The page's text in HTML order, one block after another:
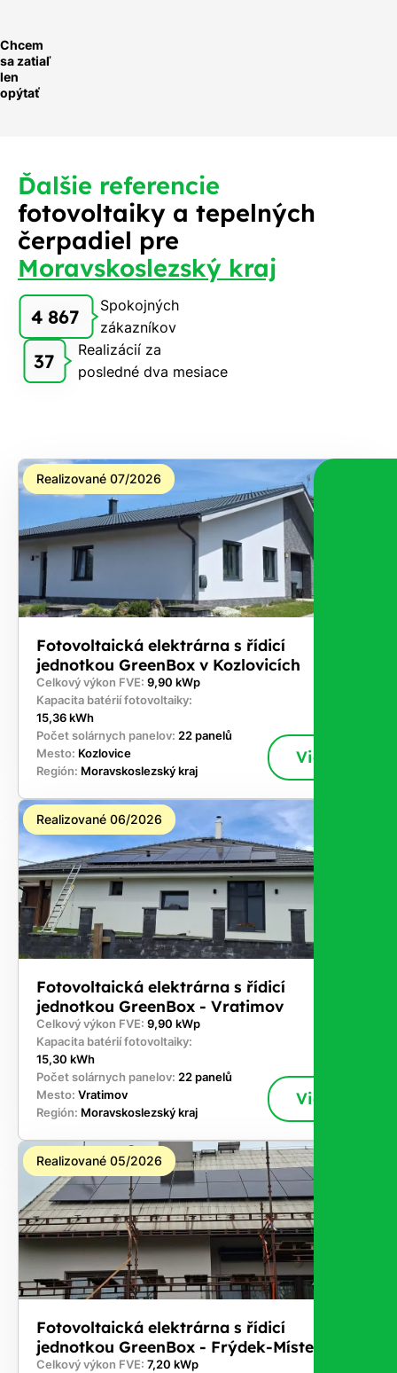
Chcem
sa zatiaľ
len
opýtať
Ďalšie referencie
fotovoltaiky a tepelných
čerpadiel pre
Moravskoslezský kraj
4 867
Spokojných
zákazníkov
37
Realizácií za
posledné dva mesiace
Realizované 07/2026
Fotovoltaická elektrárna s řídicí
jednotkou GreenBox v Kozlovicích
Celkový výkon FVE: 9,90 kWp
Kapacita batérií fotovoltaiky:
15,36 kWh
Počet solárnych panelov: 22 panelů
Mesto: Kozlovice
Región: Moravskoslezský kraj
Viac
Realizované 06/2026
Fotovoltaická elektrárna s řídicí
jednotkou GreenBox - Vratimov
Celkový výkon FVE: 9,90 kWp
Kapacita batérií fotovoltaiky:
15,30 kWh
Počet solárnych panelov: 22 panelů
Mesto: Vratimov
Región: Moravskoslezský kraj
Viac
Realizované 05/2026
Fotovoltaická elektrárna s řídicí
jednotkou GreenBox - Frýdek-Místek
Celkový výkon FVE: 7,20 kWp